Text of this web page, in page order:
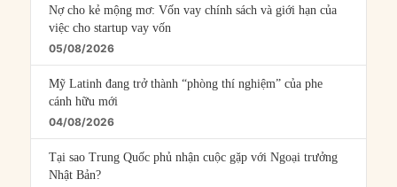
Nợ cho kẻ mộng mơ: Vốn vay chính sách và giới hạn của
việc cho startup vay vốn
05/08/2026
Mỹ Latinh đang trở thành “phòng thí nghiệm” của phe
cánh hữu mới
04/08/2026
Tại sao Trung Quốc phủ nhận cuộc gặp với Ngoại trưởng
Nhật Bản?